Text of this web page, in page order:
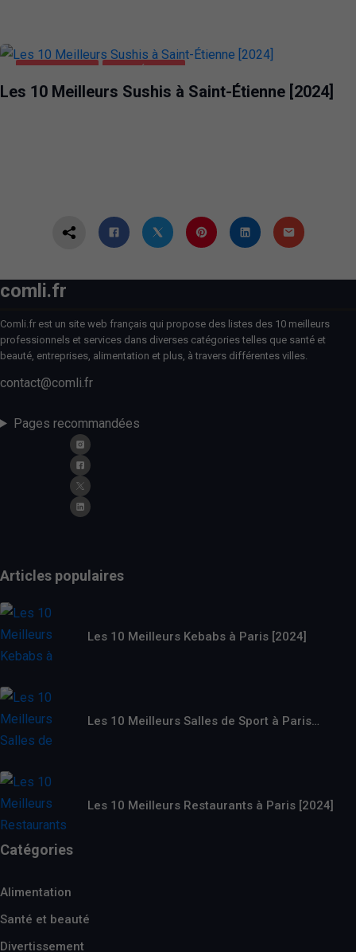
Les 10 Meilleurs Sushis à Saint-Étienne [2024]
comli.fr
Comli.fr est un site web français qui propose des listes des 10 meilleurs
professionnels et services dans diverses catégories telles que santé et
beauté, entreprises, alimentation et plus, à travers différentes villes.
contact@comli.fr
Pages recommandées
Articles populaires
Les 10 Meilleurs Kebabs à Paris [2024]
Les 10 Meilleurs Salles de Sport à Paris…
Les 10 Meilleurs Restaurants à Paris [2024]
Catégories
Alimentation
Santé et beauté
Divertissement